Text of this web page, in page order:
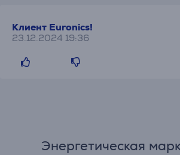
Клиент Euronics!
23.12.2024 19:36
Энергетическая